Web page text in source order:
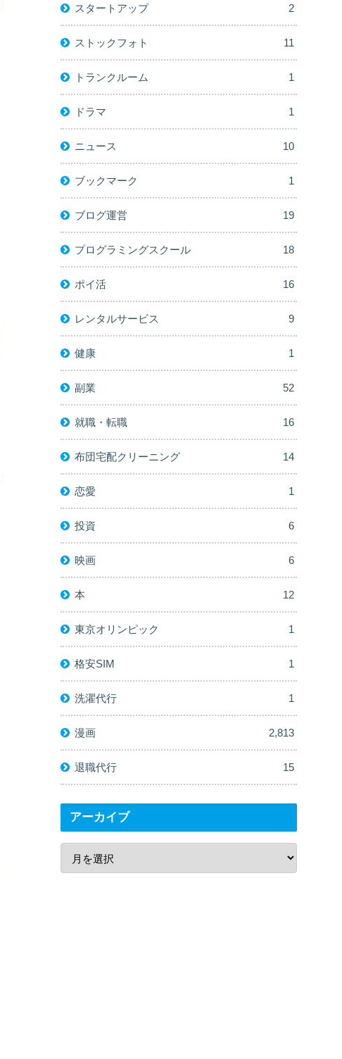
スタートアップ 2
ストックフォト 11
トランクルーム 1
ドラマ 1
ニュース 10
ブックマーク 1
ブログ運営 19
プログラミングスクール 18
ポイ活 16
レンタルサービス 9
健康 1
副業 52
就職・転職 16
布団宅配クリーニング 14
恋愛 1
投資 6
映画 6
本 12
東京オリンピック 1
格安SIM 1
洗濯代行 1
漫画 2,813
退職代行 15
アーカイブ